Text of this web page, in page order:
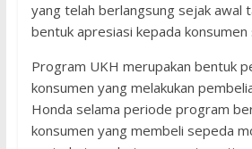
yang telah berlangsung sejak awal
bentuk apresiasi kepada
Program UKH merupakan bentuk
konsumen yang melakukan
Honda selama periode program
konsumen yang membeli sepeda